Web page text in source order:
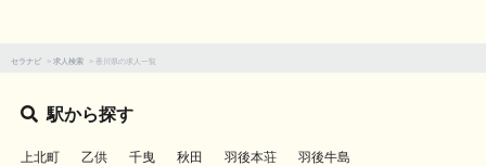
セラナビ > 求人検索 > 香川県の求人一覧
駅から探す
上北町 乙供 千曳 秋田 羽後本荘 羽後牛島